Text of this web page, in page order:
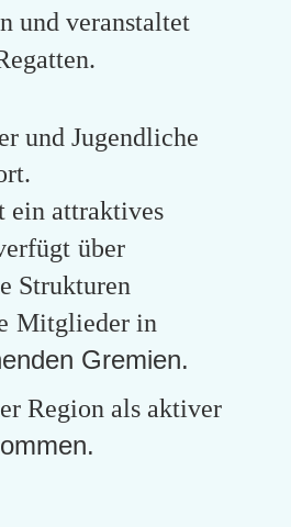
und veranstaltet
und Jugendliche
ein attraktives
über
Strukturen
Mitglieder in
Gremien.
Region als aktiver